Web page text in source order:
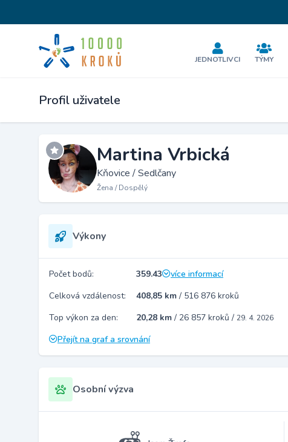
JEDNOTLIVCI TÝMY
Profil uživatele
Martina Vrbická
Kňovice / Sedlčany
Žena / Dospělý
Výkony
Počet bodů: 359.43
více informací
Celková vzdálenost:
408,85 km / 516 876 kroků
Top výkon za den:
20,28 km / 26 857 kroků / 29. 4. 2026
Přejít na graf a srovnání
Osobní výzva